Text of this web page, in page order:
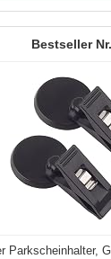
Parkscheinhalter,